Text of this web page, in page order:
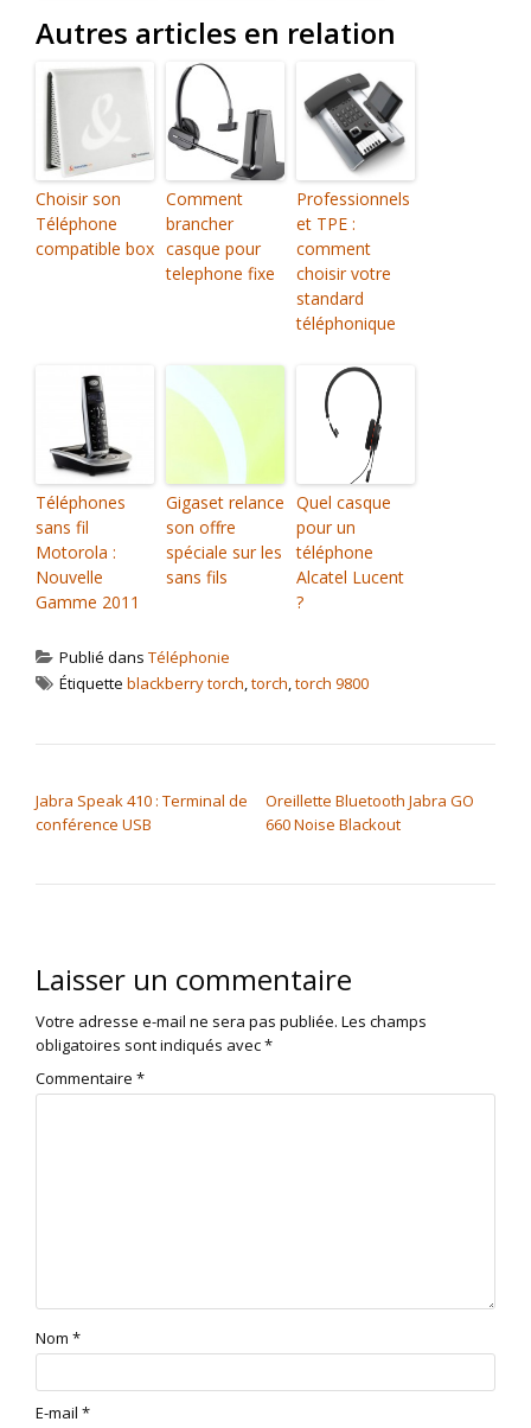
Autres articles en relation
Choisir son
Téléphone
compatible box
Comment
brancher
casque pour
telephone fixe
Professionnels
et TPE :
comment
choisir votre
standard
téléphonique
Téléphones
sans fil
Motorola :
Nouvelle
Gamme 2011
Gigaset relance
son offre
spéciale sur les
sans fils
Quel casque
pour un
téléphone
Alcatel Lucent
?
Publié dans Téléphonie
Étiquette blackberry torch,torch,torch 9800
Jabra Speak 410 : Terminal de
conférence USB
Oreillette Bluetooth Jabra GO
660 Noise Blackout
Laisser un commentaire
Votre adresse e-mail ne sera pas publiée. Les champs
obligatoires sont indiqués avec*
Commentaire *
Nom *
E-mail *